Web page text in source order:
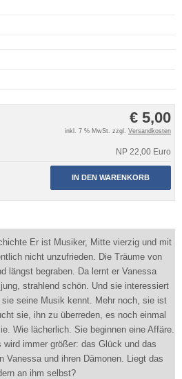
€ 5,00
inkl. 7 % MwSt. zzgl. Versandkosten
NP 22,00 Euro
IN DEN WARENKORB
Er ist Musiker, Mitte vierzig und mit
nicht unzufrieden. Die Träume von
längst begraben. Da lernt er Vanessa
strahlend schön. Und sie interessiert
seine Musik kennt. Mehr noch, sie ist
sie, ihn zu überreden, es noch einmal
Wie lächerlich. Sie beginnen eine Affäre.
immer größer: das Glück und das
Vanessa und ihren Dämonen. Liegt das
an ihm selbst?